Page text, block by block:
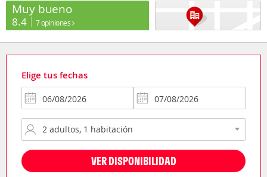
Muy bueno
8.4 7 opiniones
Elige tus fechas
VER DISPONIBILIDAD